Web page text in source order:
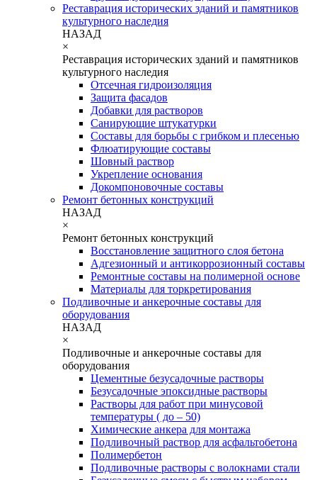
Реставрация исторических зданий и памятников
культурного наследия
НАЗАД
×
Реставрация исторических зданий и памятников
культурного наследия
Отсечная гидроизоляция
Защита фасадов
Добавки для растворов
Санирующие штукатурки
Составы для борьбы с грибком и плесенью
Флюатирующие составы
Шовный раствор
Укрепление основания
Докомпоновочные составы
Ремонт бетонных конструкций
НАЗАД
×
Ремонт бетонных конструкций
Восстановление защитного слоя бетона
Адгезионный и антикоррозионный составы
Ремонтные составы на полимерной основе
Материалы для торкретирования
Подливочные и анкерочные составы для
оборудования
НАЗАД
×
Подливочные и анкерочные составы для
оборудования
Цементные безусадочные растворы
Безусадочные эпоксидные растворы
Растворы для работ при минусовой
температуры ( до – 50)
Химические анкера для монтажа
Подливочный раствор для асфальтобетона
Полимербетон
Подливочные растворы с волокнами стали